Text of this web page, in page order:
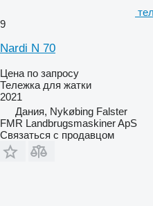
9
Nardi N 70
Цена по запросу
Тележка для жатки
2021
Дания, Nykøbing Falster
FMR Landbrugsmaskiner ApS
Связаться с продавцом